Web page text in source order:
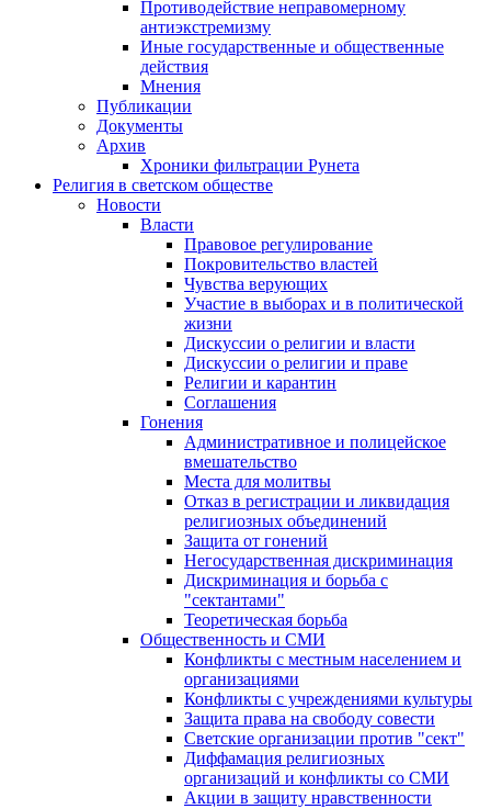
Противодействие неправомерному
антиэкстремизму
Иные государственные и общественные
действия
Мнения
Публикации
Документы
Архив
Хроники фильтрации Рунета
Религия в светском обществе
Новости
Власти
Правовое регулирование
Покровительство властей
Чувства верующих
Участие в выборах и в политической
жизни
Дискуссии о религии и власти
Дискуссии о религии и праве
Религии и карантин
Соглашения
Гонения
Административное и полицейское
вмешательство
Места для молитвы
Отказ в регистрации и ликвидация
религиозных объединений
Защита от гонений
Негосударственная дискриминация
Дискриминация и борьба с
"сектантами"
Теоретическая борьба
Общественность и СМИ
Конфликты с местным населением и
организациями
Конфликты с учреждениями культуры
Защита права на свободу совести
Светские организации против "сект"
Диффамация религиозных
организаций и конфликты со СМИ
Акции в защиту нравственности